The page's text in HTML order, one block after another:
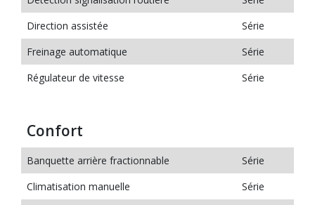
Direction assistée
Série
Freinage automatique
Série
Régulateur de vitesse
Série
Confort
Banquette arrière fractionnable
Série
Climatisation manuelle
Série